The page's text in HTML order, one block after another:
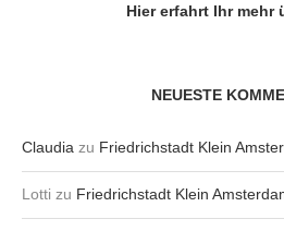
Hier erfahrt Ihr mehr
NEUESTE
Claudia zu Friedrichstadt Klein
Lotti zu Friedrichstadt Klein